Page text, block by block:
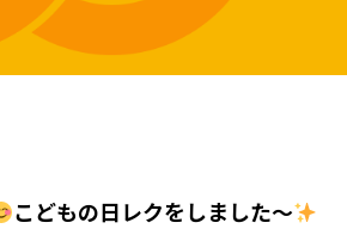
こどもの日レクをしました〜